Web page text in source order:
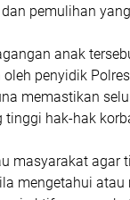
pemulihan
anak
penyidik
memastikan
tinggi hak-hak
masyarakat agar
mengetahui